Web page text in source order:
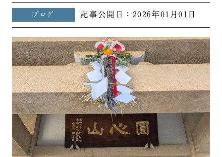
ブログ 記事公開日： 2026年01月01日